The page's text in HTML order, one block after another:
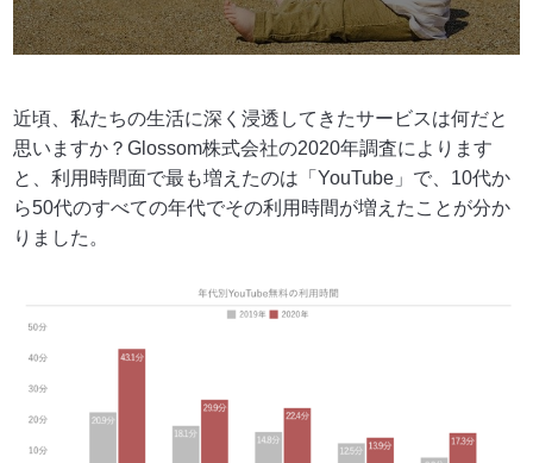
近頃、私たちの生活に深く浸透してきたサービスは何だと
思いますか？Glossom株式会社の2020年調査によります
と、利用時間面で最も増えたのは「YouTube」で、10代か
ら50代のすべての年代でその利用時間が増えたことが分か
りました。